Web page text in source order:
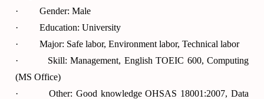
· Gender: Male
· Education: University
· Major: Safe labor, Environment labor, Technical labor
· Skill: Management, English TOEIC 600, Computing
(MS Office)
· Other: Good knowledge OHSAS 18001:2007, Data